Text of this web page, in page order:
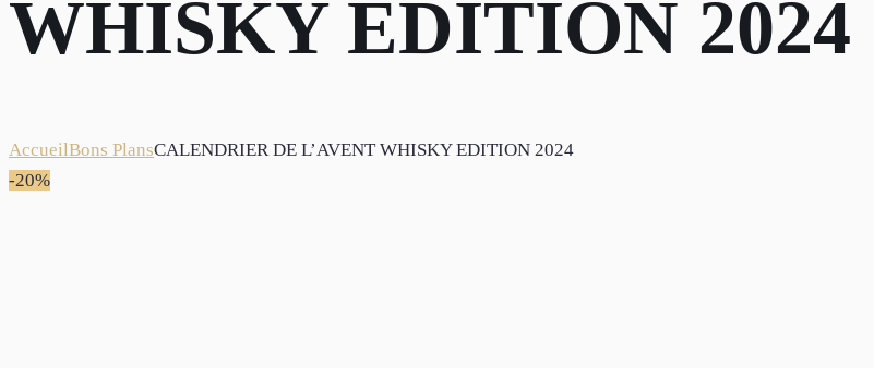
WHISKY EDITION 2024
AccueilBons PlansCALENDRIER DE L’AVENT WHISKY EDITION 2024
-20%